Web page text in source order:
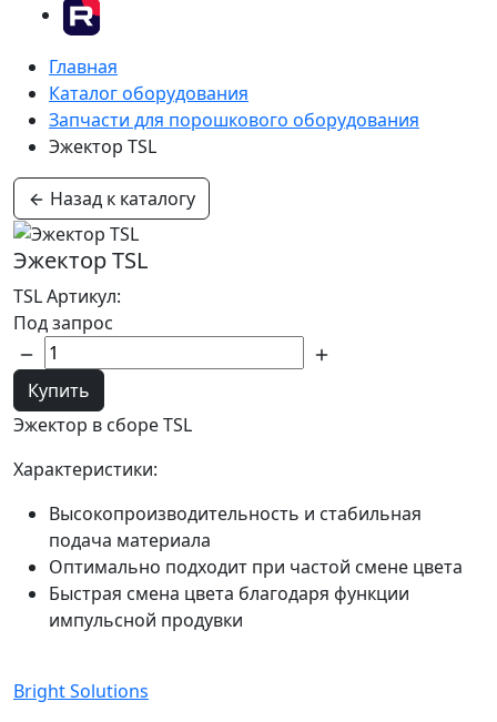
Главная
Каталог оборудования
Запчасти для порошкового оборудования
Эжектор TSL
Назад к каталогу
Эжектор TSL
TSLАртикул:
Под запрос
Купить
Эжектор в сборе TSL
Характеристики:
Высокопроизводительность и стабильная
подача материала
Оптимально подходит при частой смене цвета
Быстрая смена цвета благодаря функции
импульсной продувки
Bright Solutions